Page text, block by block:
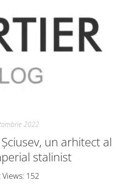
2022
un arhitect al
stalinist
Views: 152